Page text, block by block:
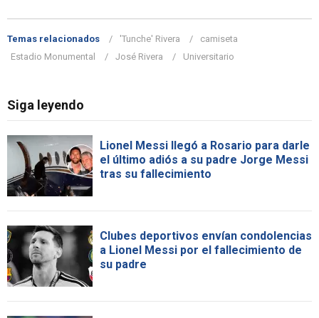
Temas relacionados 'Tunche' Rivera
camiseta
Estadio Monumental
José Rivera Universitario
Siga leyendo
Lionel Messi llegó a Rosario para darle
el último adiós a su padre Jorge Messi
tras su fallecimiento
Clubes deportivos envían condolencias
a Lionel Messi por el fallecimiento de
su padre